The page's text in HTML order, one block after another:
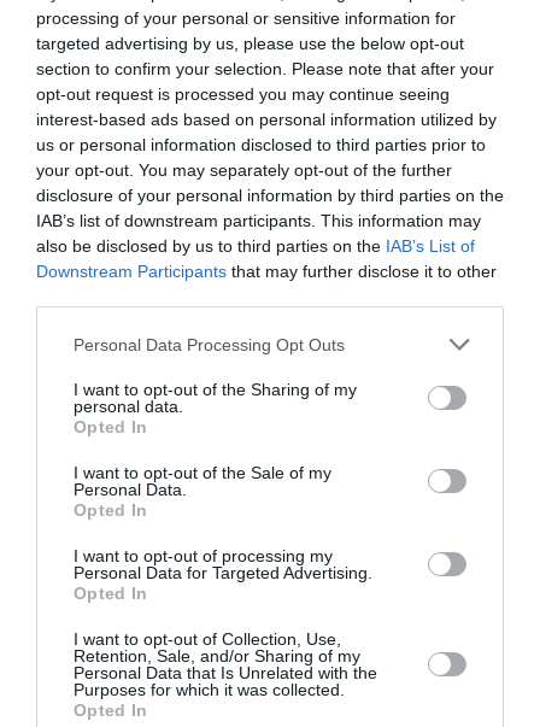
processing of your personal or sensitive information for
targeted advertising by us, please use the below opt-out
section to confirm your selection. Please note that after your
opt-out request is processed you may continue seeing
interest-based ads based on personal information utilized by
us or personal information disclosed to third parties prior to
your opt-out. You may separately opt-out of the further
disclosure of your personal information by third parties on the
IAB’s list of downstream participants. This information may
also be disclosed by us to third parties on the IAB’s List of
Downstream Participants that may further disclose it to other
Please note that this website/app uses one or more Google
not limited to your visit or usage behaviour. You may click to
grant or deny consent to Google and its third-party tags to
use your data for below specified purposes in below Google
consent section.
Personal Data Processing Opt Outs
I want to opt-out of the Sharing of my
personal data.
Opted In
I want to opt-out of the Sale of my
Personal Data.
Opted In
I want to opt-out of processing my
Personal Data for Targeted Advertising.
Opted In
I want to opt-out of Collection, Use,
Retention, Sale, and/or Sharing of my
Personal Data that Is Unrelated with the
Purposes for which it was collected.
Opted In
είναι πολύ υψηλός ο κίνδυνος πυρκαγιάς. Πολύ
υψηλός κίνδυνος πυρκαγιάς (κατηγορία κινδύνου 4)
προβλέπεται σε Κρήτη, Σάμ...
20:33 | 07 Αυγούστου 2026 Ελλάδα
Τι έχει αλλάξει σε Πυροσβεστική
και Πολιτική Προστασία τα
τελευταία χρόνια
Την περίοδο 2019-2026 έχουν συντελεστεί
σημαντικές αλλαγές στον μηχανισμό της Πολιτικής
Προστασίας και στο Πυροσβεστικό Σώμα. Με